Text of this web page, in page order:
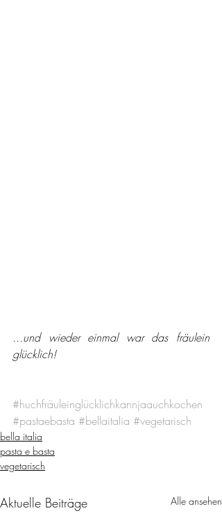
...und wieder einmal war das fräulein
glücklich!
#huchfräuleinglücklichkannjaauchkochen
#pastaebasta #bellaitalia #vegetarisch
bella italia
pasta e basta
vegetarisch
Aktuelle Beiträge Alle ansehen